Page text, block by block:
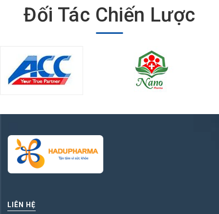
Đối Tác Chiến Lược
LIÊN HỆ